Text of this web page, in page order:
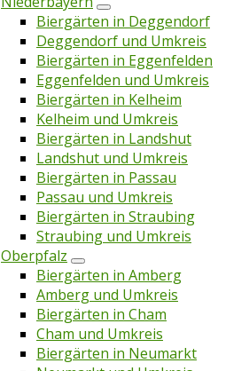
Biergärten in Deggendorf
Deggendorf und Umkreis
Biergärten in Eggenfelden
Eggenfelden und Umkreis
Biergärten in Kelheim
Kelheim und Umkreis
Biergärten in Landshut
Landshut und Umkreis
Biergärten in Passau
Passau und Umkreis
Biergärten in Straubing
Straubing und Umkreis
Oberpfalz
Biergärten in Amberg
Amberg und Umkreis
Biergärten in Cham
Cham und Umkreis
Biergärten in Neumarkt